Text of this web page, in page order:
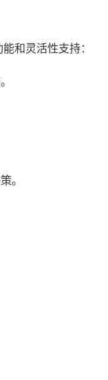
和灵活性支持：
。